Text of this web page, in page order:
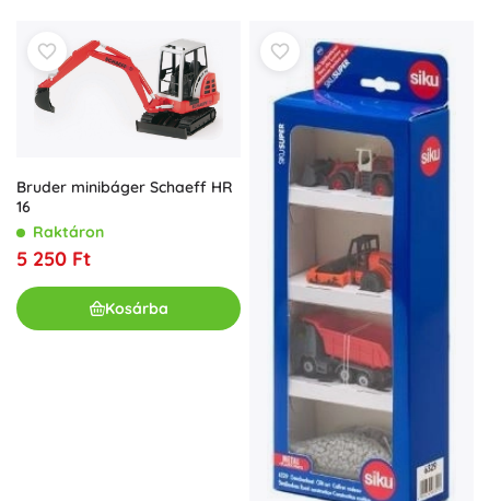
Bruder minibáger Schaeff HR
16
Raktáron
5 250 Ft
Kosárba